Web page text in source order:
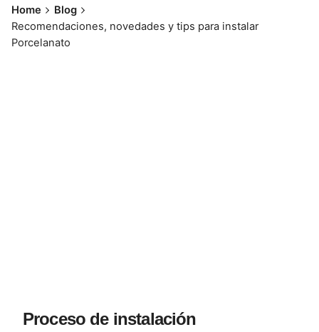
Home
Blog
Recomendaciones, novedades y tips para instalar
Porcelanato
Proceso de instalación